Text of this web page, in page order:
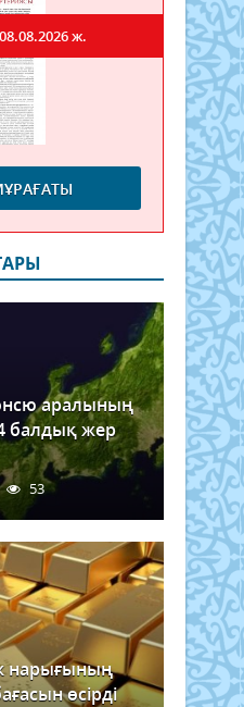
08.08.2026 ж.
аралының
балдық жер
53
нарығының
өсірді